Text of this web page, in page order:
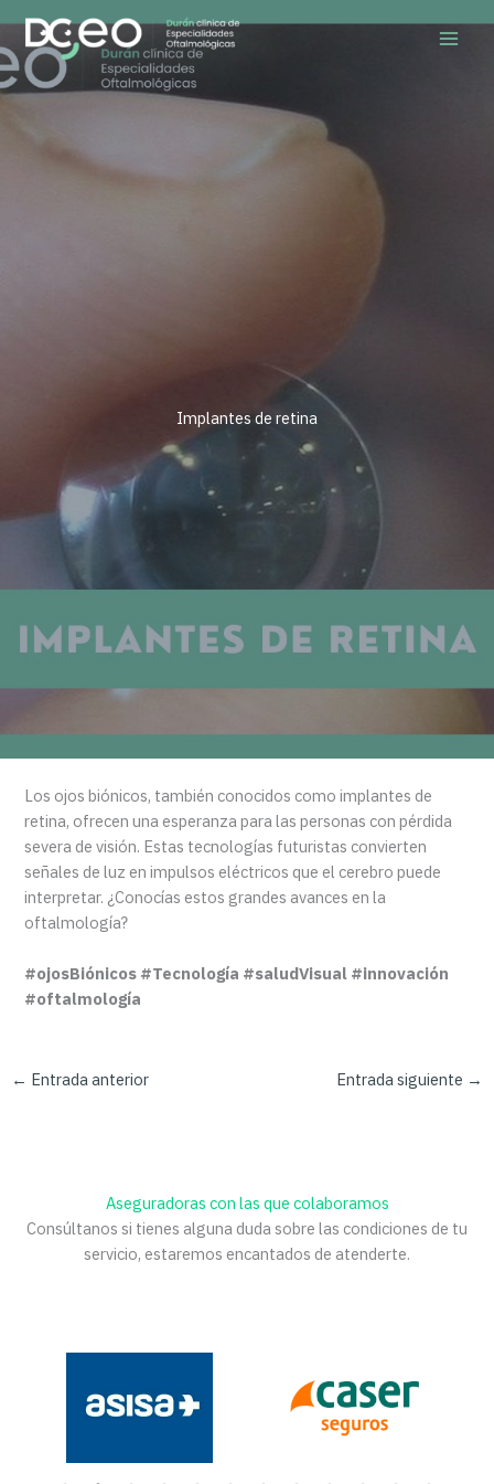
contenido
Implantes de retina
Los ojos biónicos, también conocidos como implantes de
retina, ofrecen una esperanza para las personas con pérdida
severa de visión. Estas tecnologías futuristas convierten
señales de luz en impulsos eléctricos que el cerebro puede
interpretar. ¿Conocías estos grandes avances en la
oftalmología?
#ojosBiónicos #Tecnología #saludVisual #innovación
#oftalmología
← Entrada anterior Entrada siguiente →
Aseguradoras con las que colaboramos
Consúltanos si tienes alguna duda sobre las condiciones de tu
servicio, estaremos encantados de atenderte.